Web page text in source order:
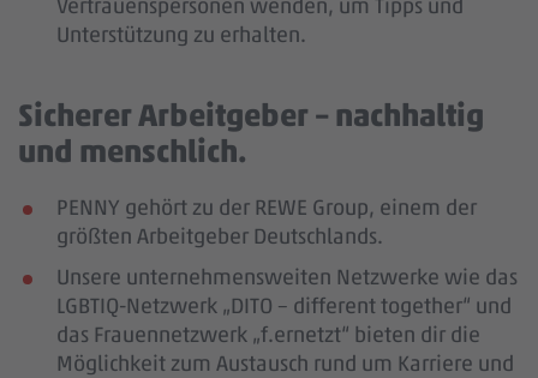
Vertrauenspersonen wenden, um Tipps und
Unterstützung zu erhalten.
Sicherer Arbeitgeber – nachhaltig
und menschlich.
PENNY gehört zu der REWE Group, einem der
größten Arbeitgeber Deutschlands.
Unsere unternehmensweiten Netzwerke wie das
LGBTIQ-Netzwerk „DITO – different together“ und
das Frauennetzwerk „f.ernetzt“ bieten dir die
Möglichkeit zum Austausch rund um Karriere und